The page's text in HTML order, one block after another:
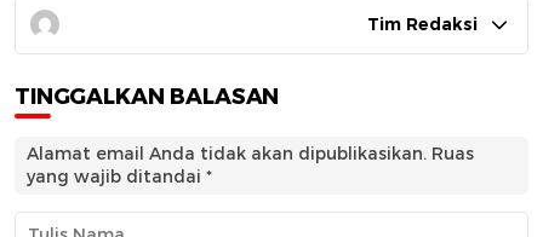
Tim Redaksi
TINGGALKAN BALASAN
Alamat email Anda tidak akan dipublikasikan. Ruas
yang wajib ditandai *